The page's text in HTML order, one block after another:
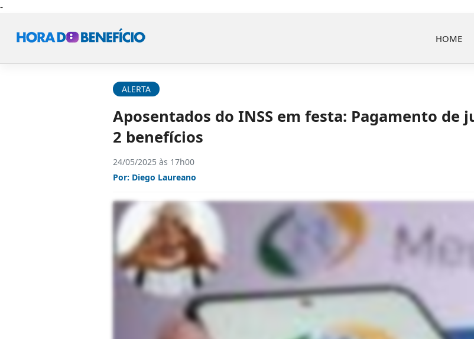
-
HOME
ALERTA
Aposentados do INSS em festa: Pagamento de
2 benefícios
24/05/2025 às 17h00
Por: Diego Laureano